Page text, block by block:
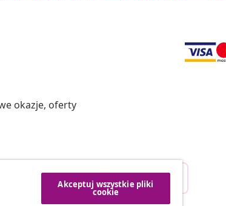
okazje, oferty
Odstąpienie od umowy
Akceptuj wszystkie pliki
cookie